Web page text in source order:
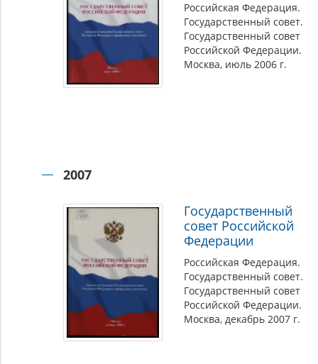
Российская Федерация.
Государственный совет.
Государственный совет
Российской Федерации.
Москва, июль 2006 г.
2007
Государственный
совет Российской
Федерации
Российская Федерация.
Государственный совет.
Государственный совет
Российской Федерации.
Москва, декабрь 2007 г.